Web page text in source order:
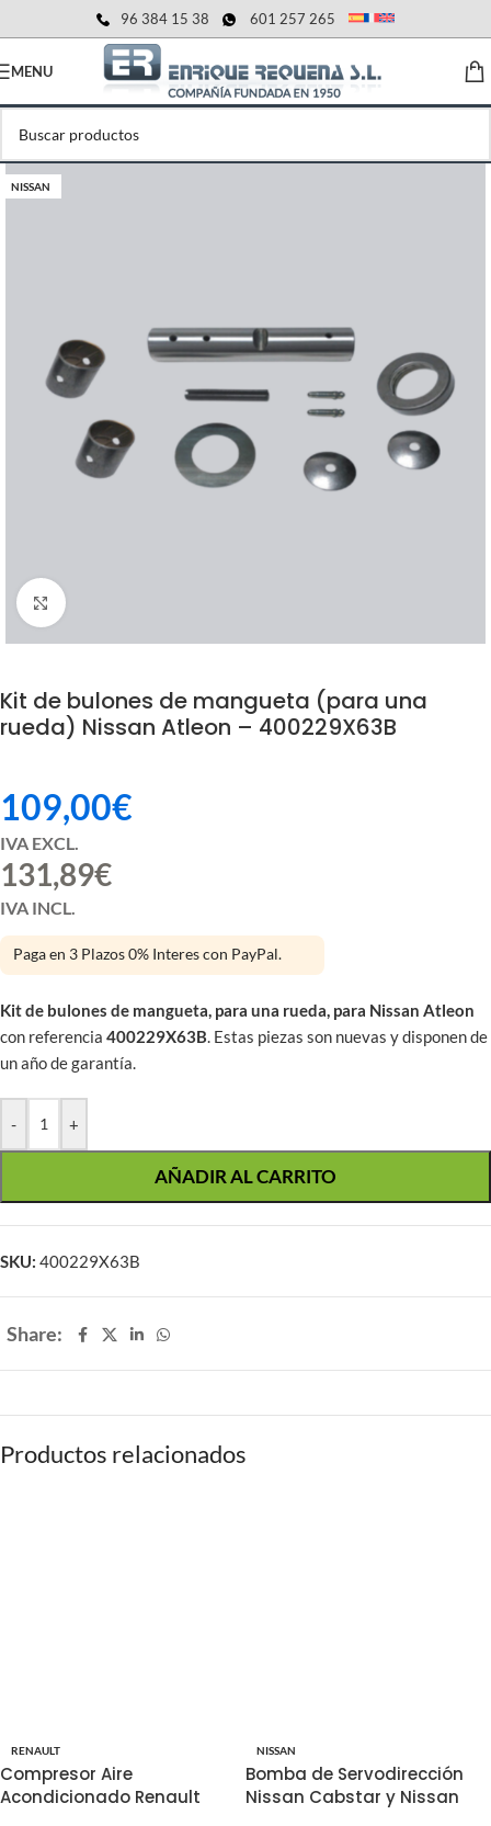
96 384 15 38 601 257 265
MENU
NISSAN
Click to enlarge
Kit de bulones de mangueta (para una
rueda) Nissan Atleon – 400229X63B
109,00€
IVA EXCL.
131,89€
IVA INCL.
Paga en 3 Plazos 0% Interes con PayPal.
Kit de bulones de mangueta, para una rueda, para Nissan Atleon
con referencia 400229X63B. Estas piezas son nuevas y disponen de
un año de garantía.
- +
AÑADIR AL CARRITO
SKU: 400229X63B
Share:
Productos relacionados
RENAULT
Compresor Aire
Acondicionado Renault
NISSAN
Bomba de Servodirección
Nissan Cabstar y Nissan